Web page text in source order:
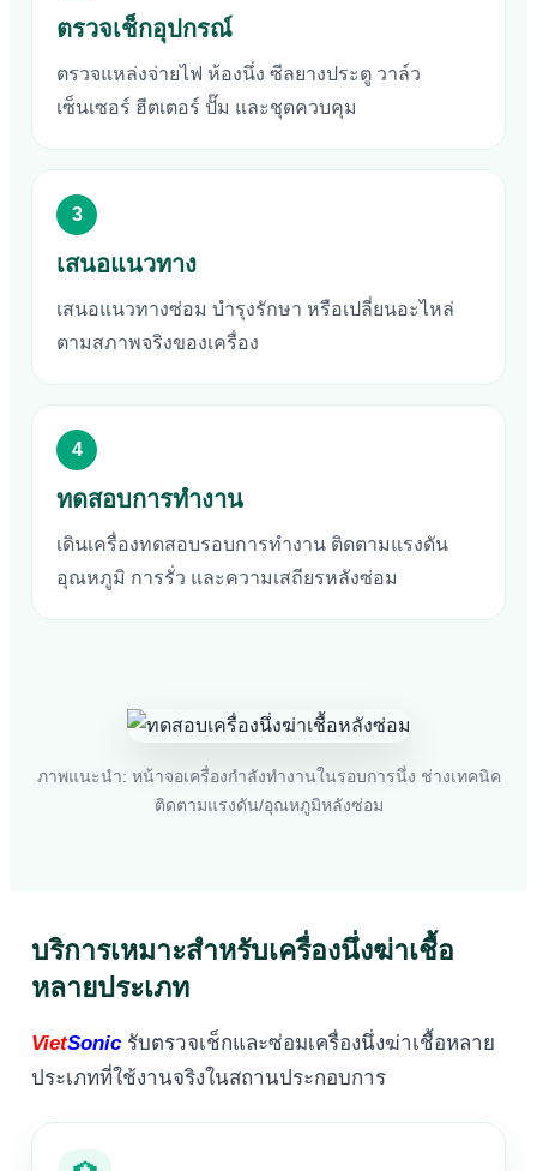
ตรวจเช็กอุปกรณ์
ตรวจแหล่งจ่ายไฟ ห้องนึ่ง ซีลยางประตู วาล์ว
เซ็นเซอร์ ฮีตเตอร์ ปั๊ม และชุดควบคุม
3
เสนอแนวทาง
เสนอแนวทางซ่อม บำรุงรักษา หรือเปลี่ยนอะไหล่
ตามสภาพจริงของเครื่อง
4
ทดสอบการทำงาน
เดินเครื่องทดสอบรอบการทำงาน ติดตามแรงดัน
อุณหภูมิ การรั่ว และความเสถียรหลังซ่อม
ภาพแนะนำ: หน้าจอเครื่องกำลังทำงานในรอบการนึ่ง ช่างเทคนิค
ติดตามแรงดัน/อุณหภูมิหลังซ่อม
บริการเหมาะสำหรับเครื่องนึ่งฆ่าเชื้อ
หลายประเภท
VietSonic รับตรวจเช็กและซ่อมเครื่องนึ่งฆ่าเชื้อหลาย
ประเภทที่ใช้งานจริงในสถานประกอบการ